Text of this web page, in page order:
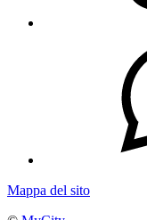
Mappa del sito